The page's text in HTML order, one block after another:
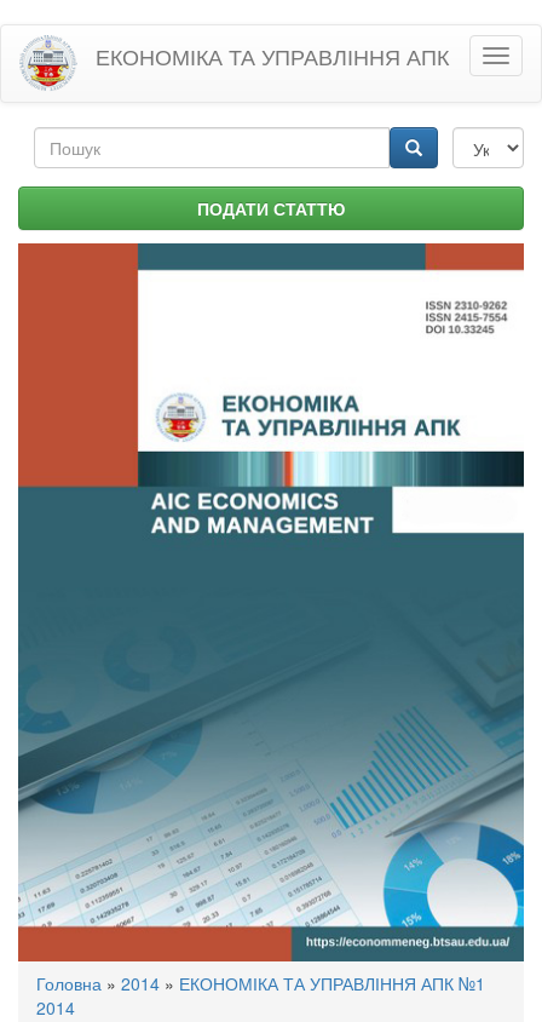
Перейти
основного
матеріалу
ЕКОНОМІКА ТА УПРАВЛІННЯ АПК
Пошукова
форма ПОДАТИ СТАТТЮ
Ви
Головна » 2014 » ЕКОНОМІКА ТА УПРАВЛІННЯ АПК №1
2014